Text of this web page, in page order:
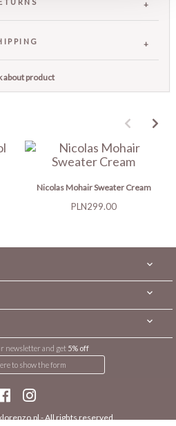
about product
Nicolas Mohair Sweater Cream
Price
PLN299.00



newsletter and get 5% off
to show the form
- All rights reserved.